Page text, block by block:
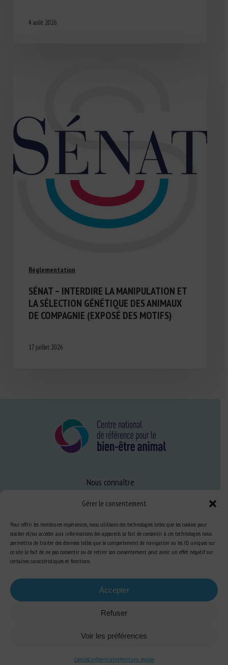
Gérer le consentement
Pour offrir les meilleures expériences, nous utilisons des technologies telles que les cookies pour
stocker et/ou accéder aux informations des appareils. Le fait de consentir à ces technologies nous
permettra de traiter des données telles que le comportement de navigation ou les ID uniques sur
ce site. Le fait de ne pas consentir ou de retirer son consentement peut avoir un effet négatif sur
certaines caractéristiques et fonctions.
Accepter
Refuser
Voir les préférences
CookiesConfidentialitéMentions légales
4 août 2026
Réglementation
SÉNAT – INTERDIRE LA MANIPULATION ET
LA SÉLECTION GÉNÉTIQUE DES ANIMAUX
DE COMPAGNIE (EXPOSÉ DES MOTIFS)
17 juillet 2026
Nous connaître
Expertise
S’informer sur le BEA
Se former au BEA
Ressources